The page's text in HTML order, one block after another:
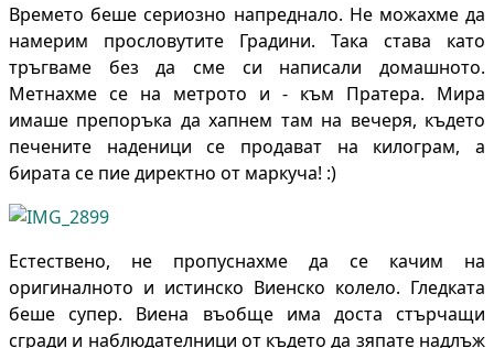
Времето беше сериозно напреднало. Не можахме да
намерим прословутите Градини. Така става като
тръгваме без да сме си написали домашното.
Метнахме се на метрото и - към Пратера. Мира
имаше препоръка да хапнем там на вечеря, където
печените наденици се продават на килограм, а
бирата се пие директно от маркуча! :)
Естествено, не пропуснахме да се качим на
оригиналното и истинско Виенско колело. Гледката
беше супер. Виена въобще има доста стърчащи
сгради и наблюдателници от където да зяпате надлъж